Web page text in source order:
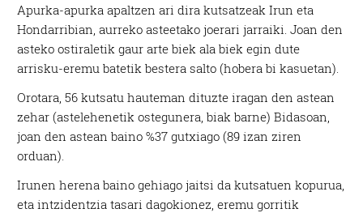
Apurka-apurka apaltzen ari dira kutsatzeak Irun eta
Hondarribian, aurreko asteetako joerari jarraiki. Joan den
asteko ostiraletik gaur arte biek ala biek egin dute
arrisku-eremu batetik bestera salto (hobera bi kasuetan).
Orotara, 56 kutsatu hauteman dituzte iragan den astean
zehar (astelehenetik ostegunera, biak barne) Bidasoan,
joan den astean baino %37 gutxiago (89 izan ziren
orduan).
Irunen herena baino gehiago jaitsi da kutsatuen kopurua,
eta intzidentzia tasari dagokionez, eremu gorritik